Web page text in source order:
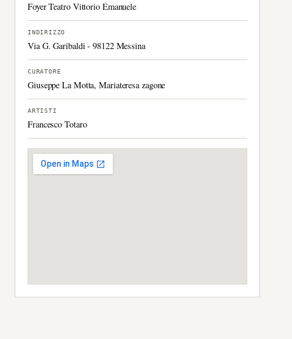
Foyer Teatro Vittorio Emanuele
INDIRIZZO
Via G. Garibaldi - 98122 Messina
CURATORE
Giuseppe La Motta, Mariateresa zagone
ARTISTI
Francesco Totaro